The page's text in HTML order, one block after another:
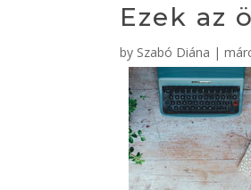
Ezek az
by Szabó Diána |